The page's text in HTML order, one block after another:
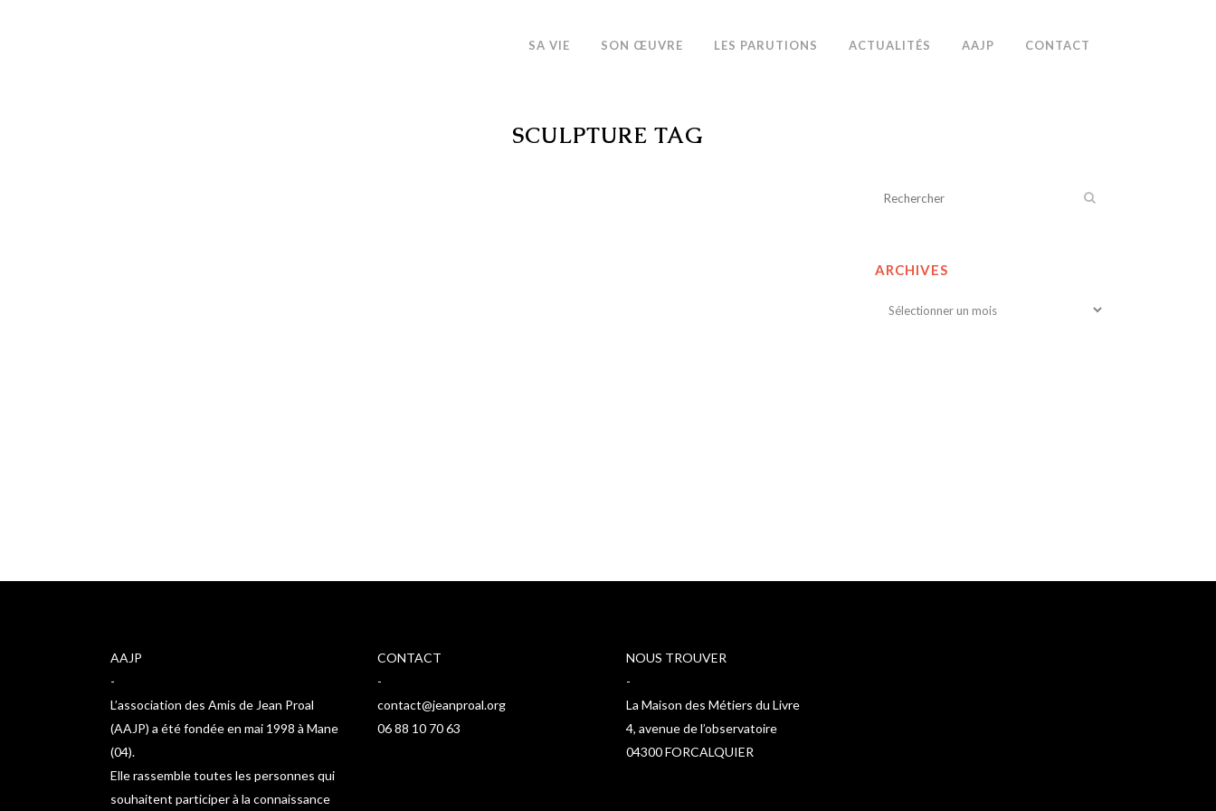
SA VIE SON ŒUVRE LES PARUTIONS ACTUALITÉS AAJP CONTACT
SCULPTURE TAG
ARCHIVES
Archives
AAJP
-
L’association des Amis de Jean Proal
(AAJP) a été fondée en mai 1998 à Mane
(04).
Elle rassemble toutes les personnes qui
souhaitent participer à la connaissance
CONTACT
-
contact@jeanproal.org
06 88 10 70 63
NOUS TROUVER
-
La Maison des Métiers du Livre
4, avenue de l’observatoire
04300 FORCALQUIER